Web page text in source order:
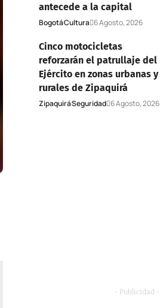
antecede a la capital
BogotáCultura 6 Agosto, 2026
Cinco motocicletas
reforzarán el patrullaje del
Ejército en zonas urbanas y
rurales de Zipaquirá
ZipaquiráSeguridad 6 Agosto, 2026
- Publicidad -